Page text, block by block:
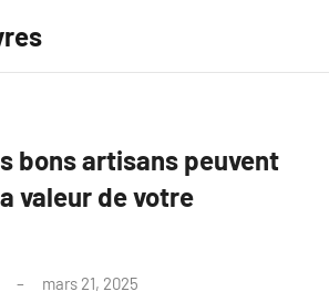
bons artisans peuvent
valeur de votre
mars 21, 2025